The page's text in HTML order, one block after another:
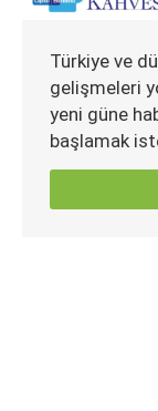
Türkiye ve
gelişmeleri
yeni güne
başlamak